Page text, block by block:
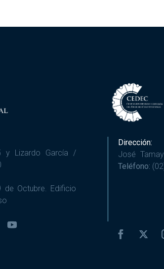
y Lizardo García /
de Octubre. Edificio
Dirección:
José
Teléfono: